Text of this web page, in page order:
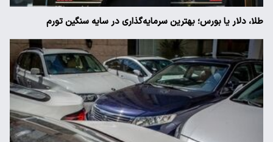
طلا، دلار یا بورس؛ بهترین سرمایه‌گذاری در سایه سنگین تورم